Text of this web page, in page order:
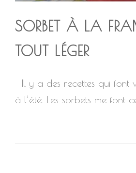
SORBET À LA
TOUT LÉGER
Il y a des recettes qui font
à l’été. Les sorbets me font